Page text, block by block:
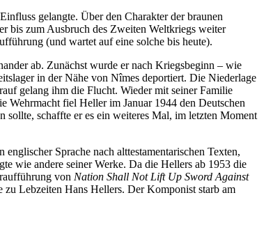
gelangte. Über den Charakter der braunen
bis zum Ausbruch des Zweiten Weltkriegs weiter
(und wartet auf eine solche bis heute).
ab. Zunächst wurde er nach Kriegsbeginn – wie
in der Nähe von Nîmes deportiert. Die Niederlage
gelang ihm die Flucht. Wieder mit seiner Familie
Wehrmacht fiel Heller im Januar 1944 den Deutschen
schaffte er es ein weiteres Mal, im letzten Moment
Sprache nach alttestamentarischen Texten,
wie andere seiner Werke. Da die Hellers ab 1953 die
von Nation Shall Not Lift Up Sword Against
Lebzeiten Hans Hellers. Der Komponist starb am